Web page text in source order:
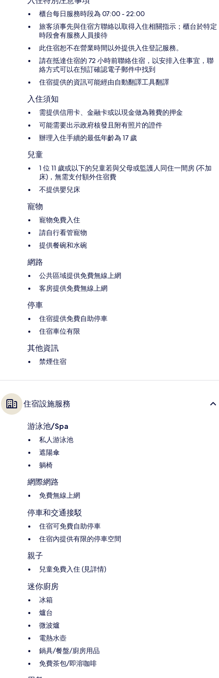
櫃台每日服務時段為 07:00 - 22:00
旅客須事先與住宿方聯絡以取得入住相關指示；櫃台於特定
時段會有服務人員接待
此住宿恕不在營業時間以外提供入住登記服務。
請在抵達住宿的 72 小時前聯絡住宿，以安排入住事宜，聯
絡方式可以在預訂確認電子郵件中找到
住宿提供的資訊可能經由自動翻譯工具翻譯
入住須知
需提供信用卡、金融卡或以現金做為雜費的押金
可能需要出示政府核發且附有照片的證件
辦理入住手續的最低年齡為 17 歲
兒童
1 位 11 歲或以下的兒童若與父母或監護人同住一間房 (不加
床)，無需支付額外住宿費
不提供嬰兒床
寵物
寵物免費入住
請自行看管寵物
提供餐碗和水碗
網路
公共區域提供免費無線上網
客房提供免費無線上網
停車
住宿提供免費自助停車
住宿車位有限
其他資訊
禁煙住宿
住宿設施服務
游泳池/Spa
私人游泳池
遮陽傘
躺椅
網際網路
免費無線上網
停車和交通接駁
住宿可免費自助停車
住宿內提供有限的停車空間
親子
兒童免費入住 (見詳情)
迷你廚房
冰箱
爐台
微波爐
電熱水壺
鍋具/餐盤/廚房用品
免費茶包/即溶咖啡